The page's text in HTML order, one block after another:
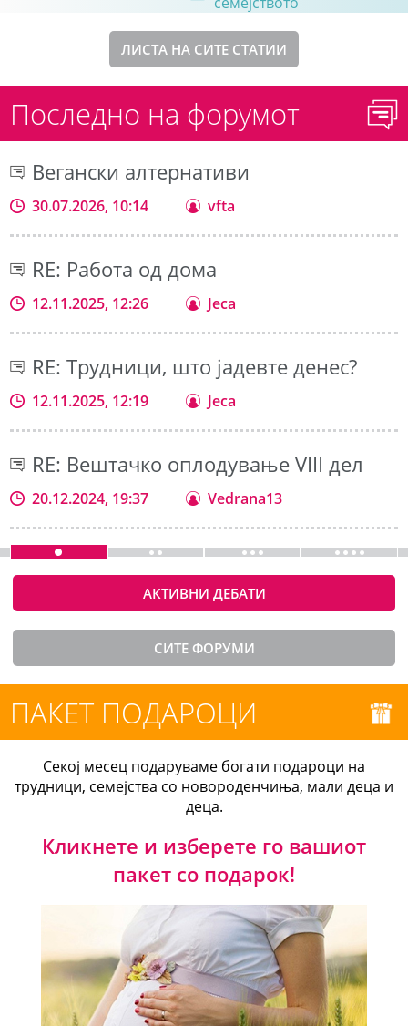
ЛИСТА НА СИТЕ СТАТИИ
Последно на форумот
Вегански алтернативи
30.07.2026, 10:14 vfta
RE: Работа од дома
12.11.2025, 12:26 Jeca
RE: Трудници, што јадевте денес?
12.11.2025, 12:19 Jeca
RE: Вештачко оплодување VIII дел
20.12.2024, 19:37 Vedrana13
АКТИВНИ ДЕБАТИ
СИТЕ ФОРУМИ
ПАКЕТ ПОДАРОЦИ
Секој месец подаруваме богати подароци на
трудници, семејства со новороденчиња, мали деца и
деца.
Кликнете и изберете го вашиот
пакет со подарок!